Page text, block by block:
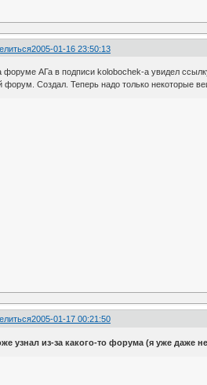
2005-01-16 23:50:13
форуме АГа в подписи kolobochek-а увидел
форум. Создал. Теперь надо только некоторые
2005-01-17 00:21:50
узнал из-за какого-то форума (я уже даже